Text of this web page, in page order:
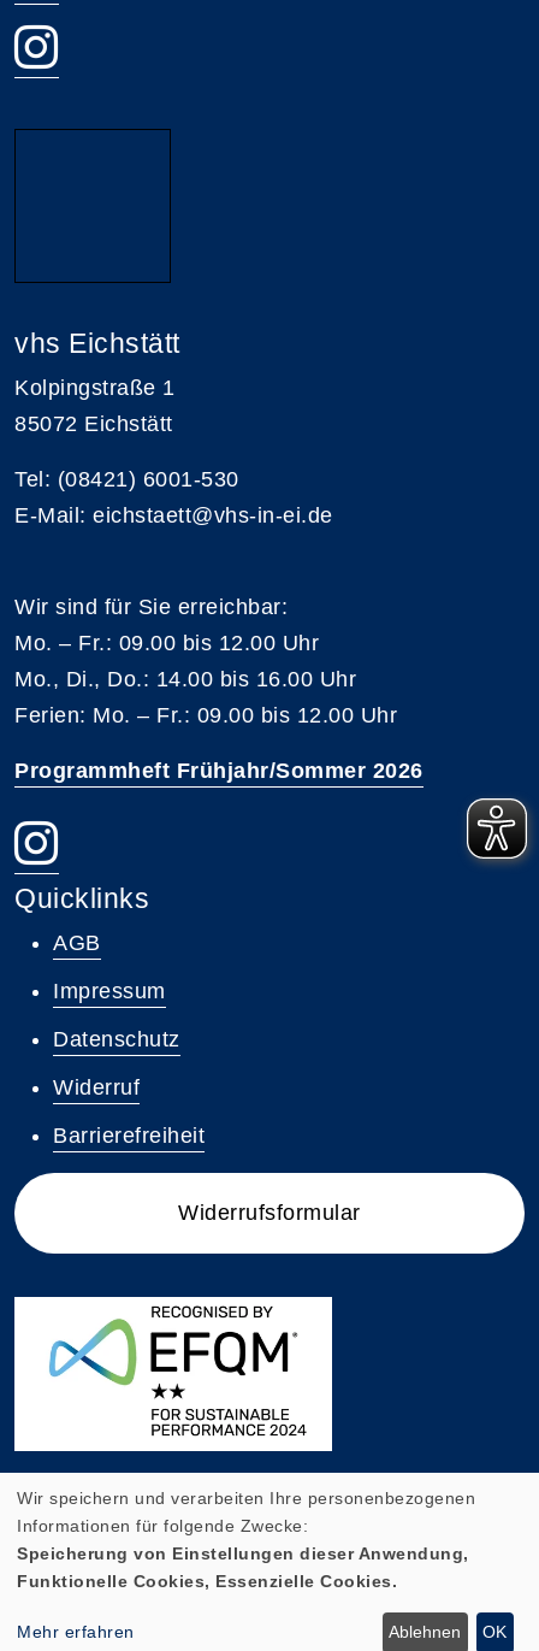
vhs Eichstätt
Kolpingstraße 1
85072 Eichstätt
Tel: (08421) 6001-530
E-Mail: eichstaett@vhs-in-ei.de
Wir sind für Sie erreichbar:
Mo. – Fr.: 09.00 bis 12.00 Uhr
Mo., Di., Do.: 14.00 bis 16.00 Uhr
Ferien: Mo. – Fr.: 09.00 bis 12.00 Uhr
Programmheft Frühjahr/Sommer 2026
Quicklinks
AGB
Impressum
Datenschutz
Widerruf
Barrierefreiheit
Widerrufsformular
Cookie Einstellungen
Wir speichern und verarbeiten Ihre personenbezogenen
Informationen für folgende Zwecke:
Speicherung von Einstellungen dieser Anwendung,
Funktionelle Cookies, Essenzielle Cookies.
Mehr erfahren Ablehnen OK